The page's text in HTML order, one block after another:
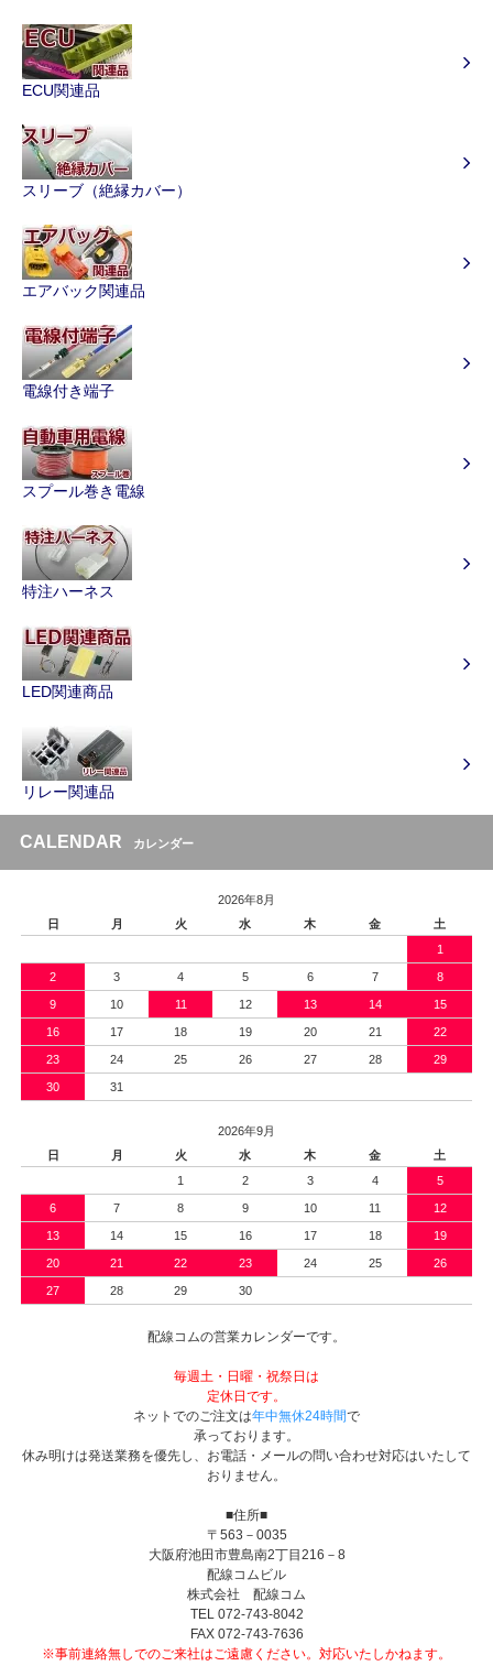
ECU関連品
スリーブ（絶縁カバー）
エアバック関連品
電線付き端子
スプール巻き電線
特注ハーネス
LED関連商品
リレー関連品
CALENDAR カレンダー
2026年8月
日
月 火 水 木 金
土
1
2 3 4 5 6 7 8
9 10 11 12 13 14 15
16 17 18 19 20 21 22
23 24 25 26 27 28 29
30 31
2026年9月
日
月 火 水 木 金
土
1
2 3 4 5
6 7 8 9 10 11 12
13 14 15 16 17 18 19
20 21 22 23 24 25 26
27 28 29 30
配線コムの営業カレンダーです。
毎週土・日曜・祝祭日は
定休日です。
ネットでのご注文は年中無休24時間で
承っております。
休み明けは発送業務を優先し、お電話・メールの問い合わせ対応はいたして
おりません。
■住所■
〒563－0035
大阪府池田市豊島南2丁目216－8
配線コムビル
株式会社 配線コム
TEL 072-743-8042
FAX 072-743-7636
※事前連絡無しでのご来社はご遠慮ください。対応いたしかねます。